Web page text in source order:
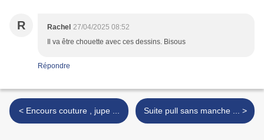
R Rachel 27/04/2025 08:52
Il va être chouette avec ces dessins. Bisous
Répondre
< Encours couture , jupe ... Suite pull sans manche ... >